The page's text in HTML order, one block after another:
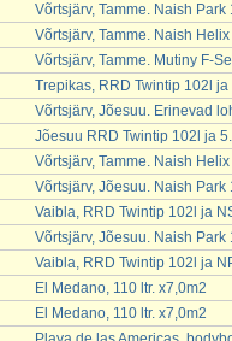
Võrtsjärv, Tamme. Naish Park
Võrtsjärv, Tamme. Naish
Võrtsjärv, Tamme. Mutiny F-
Trepikas, RRD Twintip 102l ja
Võrtsjärv, Jõesuu. Erinevad
Jõesuu RRD Twintip 102l ja
Võrtsjärv, Tamme. Naish
Võrtsjärv, Jõesuu. Naish Park
Vaibla, RRD Twintip 102l ja
Võrtsjärv, Jõesuu. Naish Park
Vaibla, RRD Twintip 102l ja
El Medano, 110 ltr. x7,0m2
El Medano, 110 ltr. x7,0m2